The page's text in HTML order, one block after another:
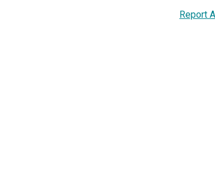
Report